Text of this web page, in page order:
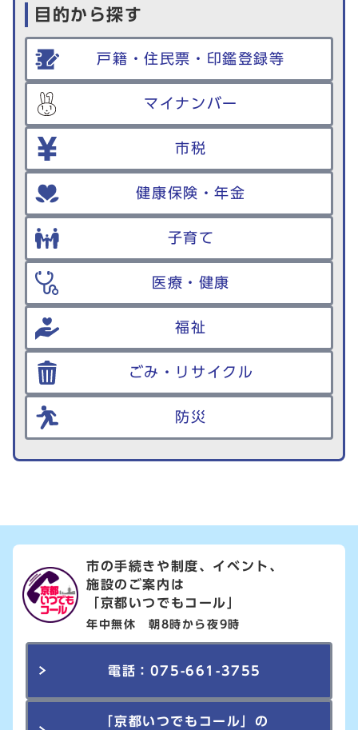
目的から探す
戸籍・住民票・印鑑登録等
マイナンバー
市税
健康保険・年金
子育て
医療・健康
福祉
ごみ・リサイクル
防災
市の手続きや制度、イベント、
施設のご案内は
「京都いつでもコール」
年中無休 朝8時から夜9時
電話：075-661-3755
「京都いつでもコール」の